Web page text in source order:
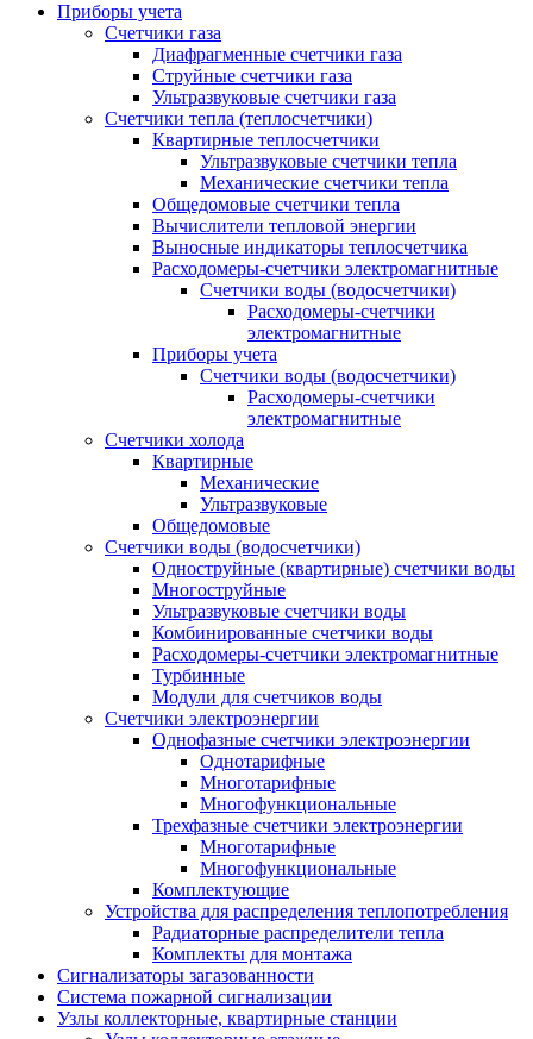
Приборы учета
Счетчики газа
Диафрагменные счетчики газа
Струйные счетчики газа
Ультразвуковые счетчики газа
Счетчики тепла (теплосчетчики)
Квартирные теплосчетчики
Ультразвуковые счетчики тепла
Механические счетчики тепла
Общедомовые счетчики тепла
Вычислители тепловой энергии
Выносные индикаторы теплосчетчика
Расходомеры-счетчики электромагнитные
Счетчики воды (водосчетчики)
Расходомеры-счетчики
электромагнитные
Приборы учета
Счетчики воды (водосчетчики)
Расходомеры-счетчики
электромагнитные
Счетчики холода
Квартирные
Механические
Ультразвуковые
Общедомовые
Счетчики воды (водосчетчики)
Одноструйные (квартирные) счетчики воды
Многоструйные
Ультразвуковые счетчики воды
Комбинированные счетчики воды
Расходомеры-счетчики электромагнитные
Турбинные
Модули для счетчиков воды
Счетчики электроэнергии
Однофазные счетчики электроэнергии
Однотарифные
Многотарифные
Многофункциональные
Трехфазные счетчики электроэнергии
Многотарифные
Многофункциональные
Комплектующие
Устройства для распределения теплопотребления
Радиаторные распределители тепла
Комплекты для монтажа
Сигнализаторы загазованности
Система пожарной сигнализации
Узлы коллекторные, квартирные станции